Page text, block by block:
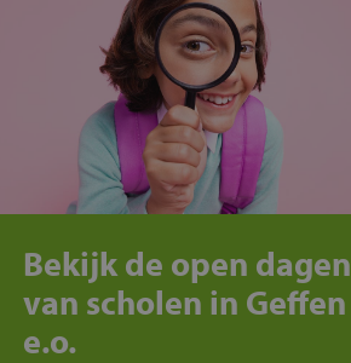
Bekijk de open dagen
van scholen in Geffen
e.o.